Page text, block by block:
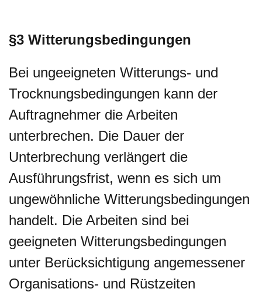
§3 Witterungsbedingungen
Bei ungeeigneten Witterungs- und
Trocknungsbedingungen kann der
Auftragnehmer die Arbeiten
unterbrechen. Die Dauer der
Unterbrechung verlängert die
Ausführungsfrist, wenn es sich um
ungewöhnliche Witterungsbedingungen
handelt. Die Arbeiten sind bei
geeigneten Witterungsbedingungen
unter Berücksichtigung angemessener
Organisations- und Rüstzeiten